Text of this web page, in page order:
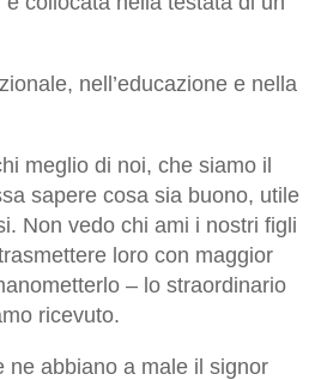
nell’educazione e nella
meglio di noi, che siamo il
sapere cosa sia buono, utile
Non vedo chi ami i nostri figli
loro con maggior
– lo straordinario
ricevuto.
ne abbiano a male il signor